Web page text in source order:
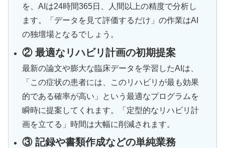
を、AIは24時間365日、人間以上の精度で分析し
ます。「データを見て評価するだけ」の作業はAI
の独壇場となるでしょう。
② 最適なリハビリ計画の初期提案
最新の論文や膨大な臨床データを学習したAIは、
「この症状の患者には、このリハビリが最も効果
的である確率が高い」という最適なプログラムを
瞬時に提案してくれます。「定型的なリハビリ計
画を立てる」時間は大幅に削減されます。
③ 記録や書類作成などの単純業務